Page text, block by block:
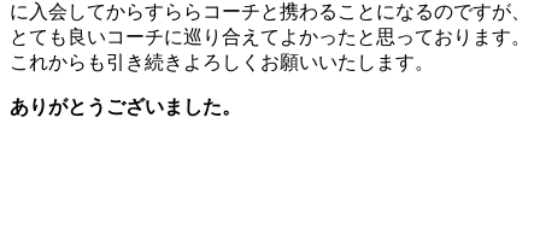
に入会してからすららコーチと携わることになるのですが、
とても良いコーチに巡り合えてよかったと思っております。
これからも引き続きよろしくお願いいたします。
ありがとうございました。